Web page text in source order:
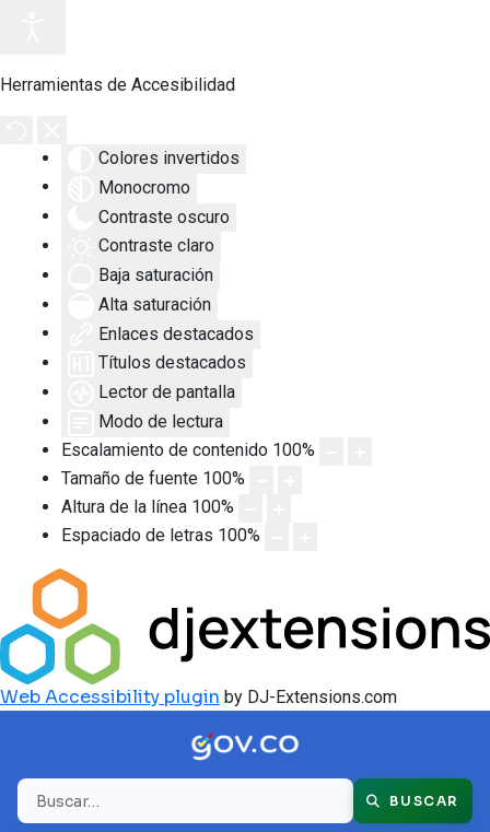
Herramientas de Accesibilidad
Colores invertidos
Monocromo
Contraste oscuro
Contraste claro
Baja saturación
Alta saturación
Enlaces destacados
Títulos destacados
Lector de pantalla
Modo de lectura
Escalamiento de contenido 100%
Tamaño de fuente 100%
Altura de la línea 100%
Espaciado de letras 100%
Web Accessibility plugin by DJ-Extensions.com
Buscar BUSCAR